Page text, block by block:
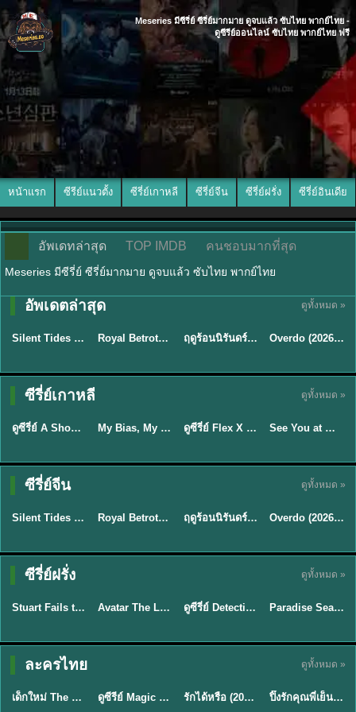
Meseries มีซีรี่ย์ ซีรี่ย์มากมาย ดูจบแล้ว ซับไทย พากย์ไทย -
ดูซีรีย์ออนไลน์ ซับไทย พากย์ไทย ฟรี
หน้าแรก ซีรีย์แนวตั้ง ซีรี่ย์เกาหลี ซีรี่ย์จีน ซีรี่ย์ฝรั่ง ซีรี่ย์อินเดีย
อัพเดทล่าสุด TOP IMDB คนชอบมากที่สุด
Meseries มีซีรี่ย์ ซีรี่ย์มากมาย ดูจบแล้ว ซับไทย พากย์ไทย
อัพเดตล่าสุด ดูทั้งหมด »
★9.5
พากย์ไทย
Silent Tides คลื่นลมลวง (2025) พากย์ไทย ซับไทย EP.1-31 ★9 Royal Betrothal (2026) สัญญาวิวาห์แห่งราชวงศ์ พากย์ไทย ซับไทย EP1-32 ★8.8 ฤดูร้อนนิรันดร์ (2026) Never-Ending Summer พากย์ไทย EP.1-29
ซับไทย
Overdo (2026) รักเกินแค้น พากย์ไทย ซับไทย EP1-33 (จบ)
ซีรี่ย์เกาหลี ดูทั้งหมด »
★8 EP.16
พากย์ไทย
TH EP. 16
ดูซีรี่ย์ A Shop for Killers 2 ร้านลับนักฆ่า ซีซัน 2 (2026) ซับไทย-พากย์ไทย My Bias, My Boss เมื่อเมนฉันเป็นประธานบริษัท (2026) พากย์ไทย ซับไทย EP.1-12 ★8 EP.16
Sub EP. 16 | TH
ดูซีรี่ย์ Flex X Cop คุณชายสายสืบ (2024) พากย์ไทย-ซับไทย EP.1-16 (จบ) ★9
ซับไทย | พากย์
Sub EP. 8 | TH
See You at Work Tomorrow! เจอกันที่ออฟฟิศพรุ่งนี้นะ พากย์ไทย
ซีรี่ย์จีน ดูทั้งหมด »
★9.5
พากย์ไทย
Silent Tides คลื่นลมลวง (2025) พากย์ไทย ซับไทย EP.1-31 ★9 Royal Betrothal (2026) สัญญาวิวาห์แห่งราชวงศ์ พากย์ไทย ซับไทย EP1-32 ★8.8 ฤดูร้อนนิรันดร์ (2026) Never-Ending Summer พากย์ไทย EP.1-29
ซับไทย
Overdo (2026) รักเกินแค้น พากย์ไทย ซับไทย EP1-33 (จบ)
ซีรี่ย์ฝรั่ง ดูทั้งหมด »
★8.8 EP.2
พากย์ไทย
TH EP. 2
Stuart Fails to Save the Universe (2026) สจ๊วตล่มแผนกู้จักรวาล พากย์ไทย EP1-10 ★7.8 EP.7Avatar The Last Airbender 2 เณรน้อยเจ้าอภินิหาร พากย์ไทย EP.9ดูซีรี่ย์ Detective Hole (2026) พากย์ไทย HD ฟรี อัปเดตล่าสุด Netflix EP.8
พากย์ไทย
Paradise Season 2 (2026) พากย์ไทย EP1-8 ดูซีรี่ย์ฝรั่ง HD ครบทุกตอน
ละครไทย ดูทั้งหมด »
★ 8 EP.6
พากย์ไทย
เด็กใหม่ The Reset 2026 EP1-6 พากย์ไทย ดูซีรี่ย์ Netflix ล่าสุด HD ดูซีรีย์ Magic Move (2026) ทำนายทายรัก Thai EP.1-10 HD รักได้หรือ (2026) YOUNG Let's Begin Again พากย์ไทย EP.1-19 ★8
พากย์ไทย
ปิ๊งรักคุณพี่เย็นชา (2026) Frozen Valentine EP.1-10 (จบ)